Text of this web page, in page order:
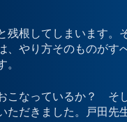
根してしまいます。
、やり方そのものがす
こなっているか？ そ
ただきました。戸田先